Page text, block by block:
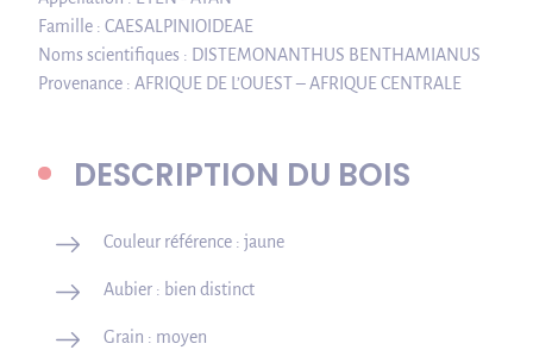
Famille : CAESALPINIOIDEAE
Noms scientifiques : DISTEMONANTHUS BENTHAMIANUS
Provenance : AFRIQUE DE L’OUEST – AFRIQUE CENTRALE
DESCRIPTION DU BOIS
Couleur référence : jaune
Aubier : bien distinct
Grain : moyen